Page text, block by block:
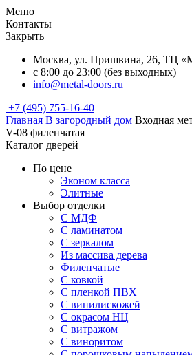
Меню
Контакты
Закрыть
Москва, ул. Пришвина, 26, ТЦ
с 8:00 до 23:00 (без выходных)
info@metal-doors.ru
+7 (495) 755-16-40
Главная В загородный дом Входная
V-08 филенчатая
Каталог дверей
По цене
Эконом класса
Элитные
Выбор отделки
С МДФ
С ламинатом
С зеркалом
Из массива дерева
Филенчатые
С ковкой
С пленкой ПВХ
С винилискожей
С окрасом НЦ
С витражом
С виноритом